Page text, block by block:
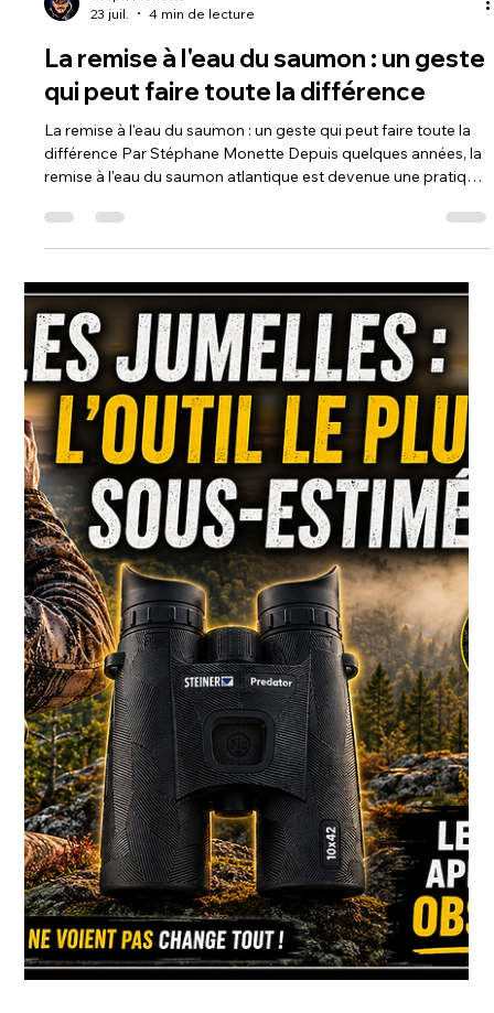
Steph Monette
25 juil.
3 min de lecture
Vous marchez probablement
beaucoup trop… et vous faites fuir
votre gibier.
Observer plutôt que marcher Le secret des meilleurs
chasseurs n'est pas dans leurs bottes… il est dans leurs yeux.
Par Stéphane Monette Pendant des années, comme
beaucoup de chasseurs, je croyais que pour trouver du gibier,
il fallait couvrir énormément de terrain. Plus je marchais, plus
j'avais l'impression d'augmenter mes chances. Avec le temps,
j'ai compris que c'était souvent exactement le contraire.
Aujourd'hui, je passe beaucoup plus de temps arrêté que je
n'en passe à